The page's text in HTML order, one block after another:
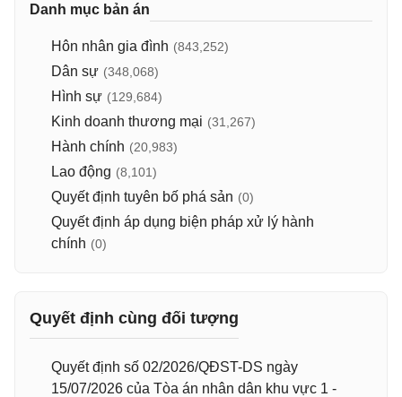
Danh mục bản án
Hôn nhân gia đình (843,252)
Dân sự (348,068)
Hình sự (129,684)
Kinh doanh thương mại (31,267)
Hành chính (20,983)
Lao động (8,101)
Quyết định tuyên bố phá sản (0)
Quyết định áp dụng biện pháp xử lý hành
chính (0)
Quyết định cùng đối tượng
Quyết định số 02/2026/QĐST-DS ngày
15/07/2026 của Tòa án nhân dân khu vực 1 -